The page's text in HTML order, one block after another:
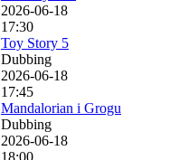
2026-06-18
17:30
Toy Story 5
Dubbing
2026-06-18
17:45
Mandalorian i Grogu
Dubbing
2026-06-18